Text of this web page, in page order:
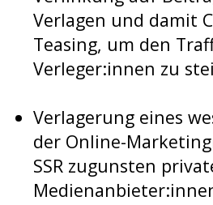
Verlagen und damit
Teasing, um den
Verleger:innen zu
Verlagerung eines
der Online-
SSR zugunsten